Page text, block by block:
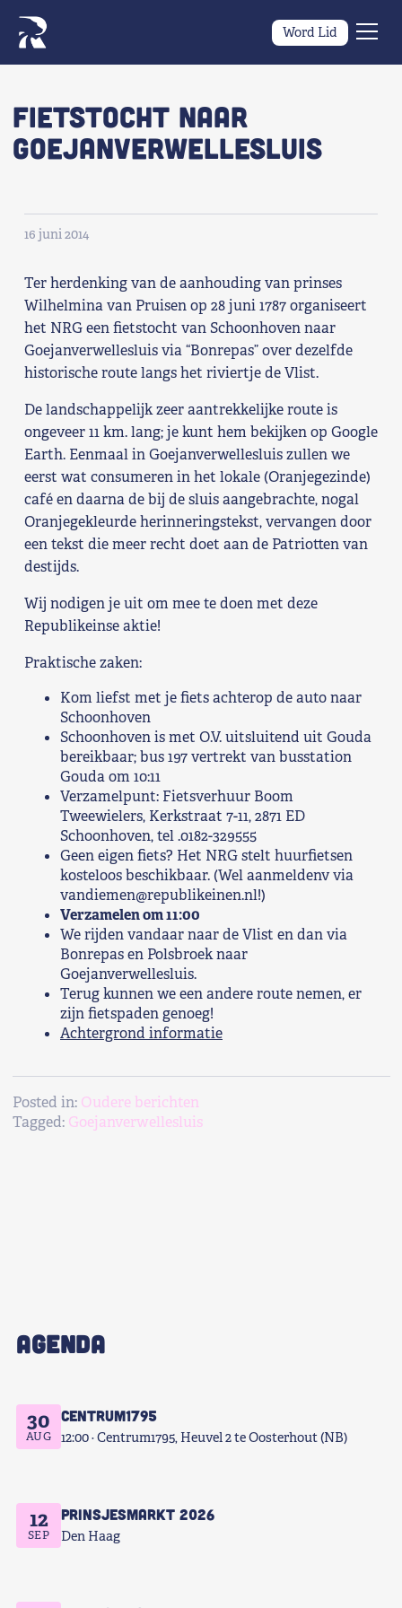
Word Lid
Wat we doen
Wie we zijn
Nieuws
Agenda
Shop
Contact
Voor leden
Word Lid
Fietstocht naar
Goejanverwellesluis
16 juni 2014
Ter herdenking van de aanhouding van prinses
Wilhelmina van Pruisen op 28 juni 1787 organiseert
het NRG een fietstocht van Schoonhoven naar
Goejanverwellesluis via “Bonrepas” over dezelfde
historische route langs het riviertje de Vlist.
De landschappelijk zeer aantrekkelijke route is
ongeveer 11 km. lang; je kunt hem bekijken op Google
Earth. Eenmaal in Goejanverwellesluis zullen we
eerst wat consumeren in het lokale (Oranjegezinde)
café en daarna de bij de sluis aangebrachte, nogal
Oranjegekleurde herinneringstekst, vervangen door
een tekst die meer recht doet aan de Patriotten van
destijds.
Wij nodigen je uit om mee te doen met deze
Republikeinse aktie!
Praktische zaken:
Kom liefst met je fiets achterop de auto naar
Schoonhoven
Schoonhoven is met O.V. uitsluitend uit Gouda
bereikbaar; bus 197 vertrekt van busstation
Gouda om 10:11
Verzamelpunt: Fietsverhuur Boom
Tweewielers, Kerkstraat 7-11, 2871 ED
Schoonhoven, tel .0182-329555
Geen eigen fiets? Het NRG stelt huurfietsen
kosteloos beschikbaar. (Wel aanmeldenv via
vandiemen@republikeinen.nl!)
Verzamelen om 11:00
We rijden vandaar naar de Vlist en dan via
Bonrepas en Polsbroek naar
Goejanverwellesluis.
Terug kunnen we een andere route nemen, er
zijn fietspaden genoeg!
Achtergrond informatie
Posted in: Oudere berichten
Tagged: Goejanverwellesluis
AGENDA
30
AUG
Centrum1795
12:00 Centrum1795, Heuvel 2 te Oosterhout (NB)
12
SEP
Prinsjesmarkt 2026
Den Haag